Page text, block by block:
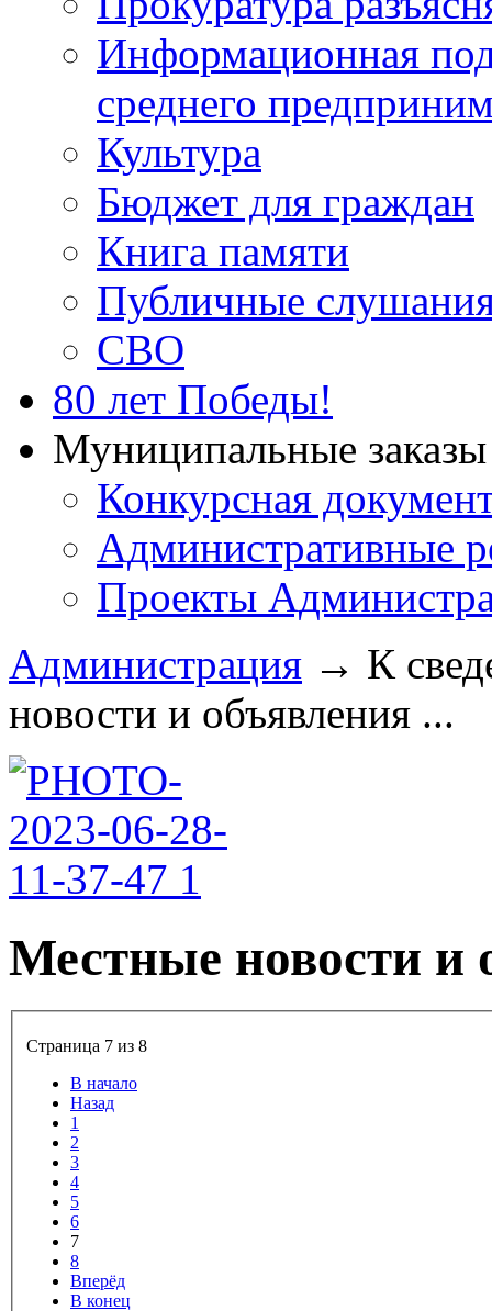
Информационная
среднего
Культура
Бюджет для граждан
Книга памяти
Публичные
СВО
80 лет Победы!
Муниципальные
Конкурсная
Административные
Проекты
Администрация → К
новости и объявления ...
Местные новости и
Страница 7 из 8
В начало
Назад
1
2
3
4
5
6
7
8
Вперёд
В конец